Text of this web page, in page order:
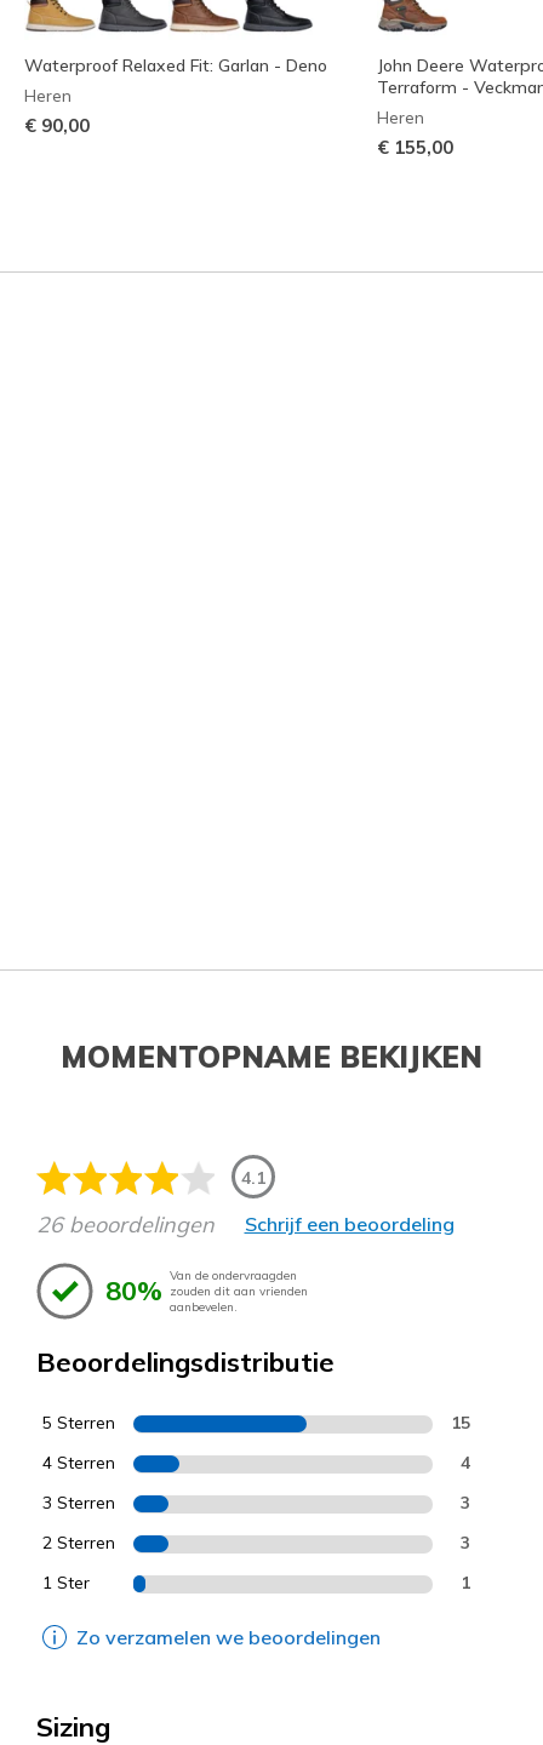
Waterproof Relaxed Fit: Garlan - Deno
Heren
€ 90,00
John Deere
Terraform -
Heren
€ 155,00
MOMENTOPNAME BEKIJKEN
4.1
26 beoordelingen Schrijf een beoordeling
80% Van de ondervraagden
zouden dit aan vrienden
aanbevelen.
Beoordelingsdistributie
5 Sterren 15
4 Sterren 4
3 Sterren 3
2 Sterren 3
1 Ster 1
Zo verzamelen we beoordelingen
Sizing